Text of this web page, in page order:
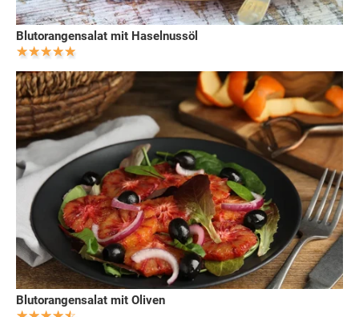
Blutorangensalat mit Haselnussöl
Blutorangensalat mit Oliven